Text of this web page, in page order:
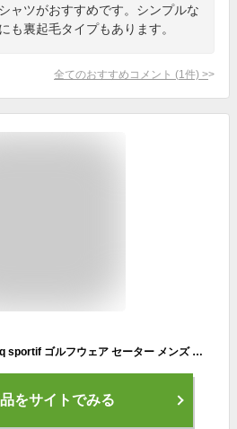
ャツがおすすめです。シンプルな
も裏起毛タイプもあります。
全てのおすすめコメント (1 件) >
ルコックスポルティフ le coq sportif ゴルフウェア セーター メンズ ウォッシャブルセーター QGMUJL01 【2022年秋冬モデル】
をサイトでみる